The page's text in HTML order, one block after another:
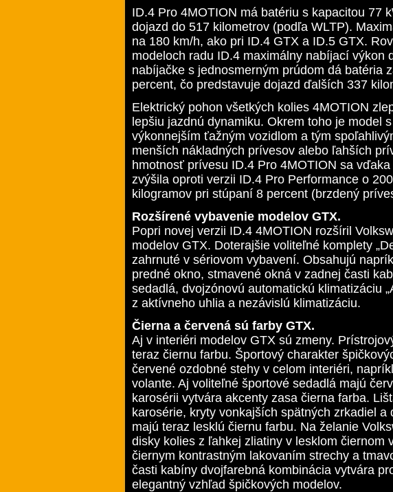
ID.4 Pro 4MOTION má batériu s kapacitou 77
dojazd do 517 kilometrov (podľa WLTP).
na 180 km/h, ako pri ID.4 GTX a ID.5 GTX.
modeloch radu ID.4 maximálny nabíjací výkon
nabíjačke s jednosmerným prúdom dá batéria
percent, čo predstavuje dojazd ďalších 337
Elektrický pohon všetkých kolies 4MOTION
lepšiu jazdnú dynamiku. Okrem toho je model
výkonnejším ťažným vozidlom a tým
menších nákladných prívesov alebo ľahších
hmotnosť prívesu ID.4 Pro 4MOTION sa
zvýšila oproti verzii ID.4 Pro Performance o
kilogramov pri stúpaní 8 percent (brzdený
Rozšírené vybavenie modelov GTX.
Popri novej verzii ID.4 4MOTION rozšíril
modelov GTX. Doterajšie voliteľné komplety
zahrnuté v sériovom vybavení. Obsahujú
predné okno, stmavené okná v zadnej časti
sedadlá, dvojzónovú automatickú klimatizáciu
z aktívneho uhlia a nezávislú klimatizáciu.
Čierna a červená sú farby GTX.
Aj v interiéri modelov GTX sú zmeny.
teraz čiernu farbu. Športový charakter
červené ozdobné stehy v celom interiéri,
volante. Aj voliteľné športové sedadlá majú
karosérii vytvára akcenty zasa čierna farba.
karosérie, kryty vonkajších spätných zrkadiel a
majú teraz lesklú čiernu farbu. Na želanie
disky kolies z ľahkej zliatiny v lesklom čiernom
čiernym kontrastným lakovaním strechy a
časti kabíny dvojfarebná kombinácia vytvára
elegantný vzhľad špičkových modelov.